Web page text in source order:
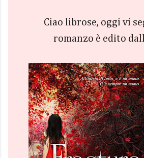
Ciao librose, oggi vi
romanzo è edito